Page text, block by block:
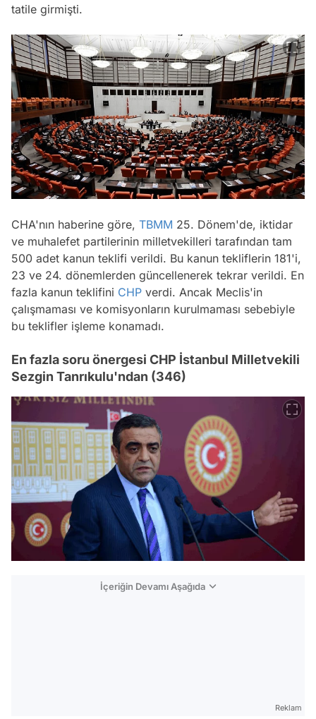
tatile girmişti.
CHA'nın haberine göre, TBMM 25. Dönem'de, iktidar
ve muhalefet partilerinin milletvekilleri tarafından tam
500 adet kanun teklifi verildi. Bu kanun tekliflerin 181'i,
23 ve 24. dönemlerden güncellenerek tekrar verildi. En
fazla kanun teklifini CHP verdi. Ancak Meclis'in
çalışmaması ve komisyonların kurulmaması sebebiyle
bu teklifler işleme konamadı.
En fazla soru önergesi CHP İstanbul Milletvekili
Sezgin Tanrıkulu'ndan (346)
İçeriğin Devamı Aşağıda
Reklam